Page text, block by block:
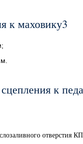
к маховику3
к
отверстия